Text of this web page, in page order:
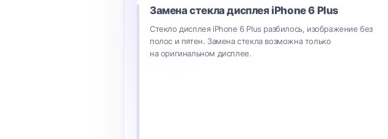
Замена стекла дисплея iPhone 6 Plus
Стекло дисплея iPhone 6 Plus разбилось, изображение без
полос и пятен. Замена стекла возможна только
на оригинальном дисплее.